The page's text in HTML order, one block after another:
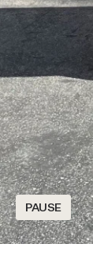
PAUSE